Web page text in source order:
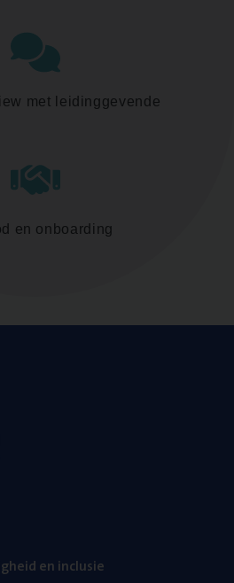
met leidinggevende
en onboarding
en inclusie